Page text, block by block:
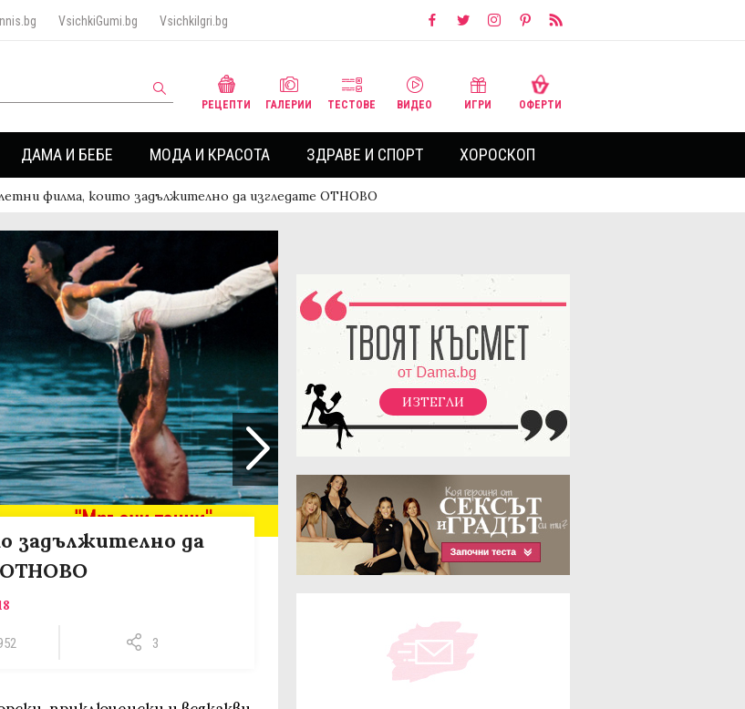
VsichkiGumi.bg VsichkiIgri.bg
РЕЦЕПТИ ГАЛЕРИИ ТЕСТОВЕ ВИДЕО ИГРИ ОФЕРТИ
ДАМА И БЕБЕ МОДА И КРАСОТА ЗДРАВЕ И СПОРТ ХОРОСКОП
летни филма, които задължително да изгледате ОТНОВО
задължително да
ОТНОВО
3
ИЗТЕГЛИ